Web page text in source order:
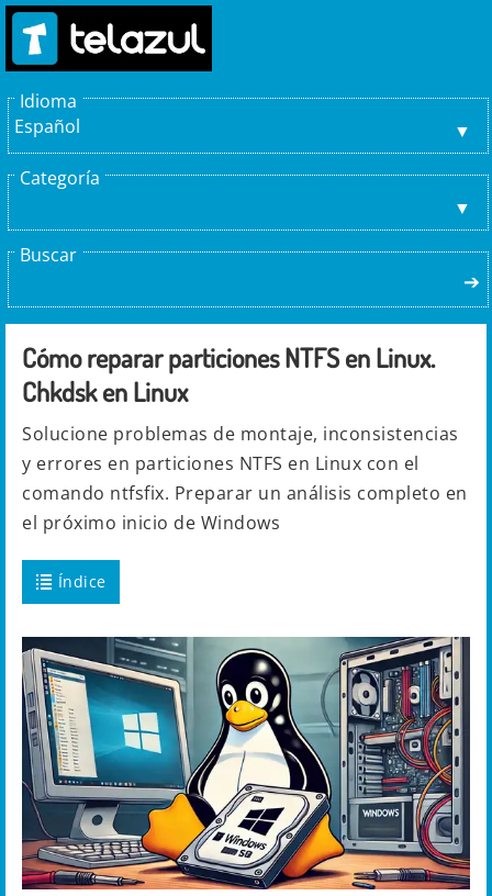
Idioma
Español
Categoría
Buscar
➔
Cómo reparar particiones NTFS en Linux.
Chkdsk en Linux
Solucione problemas de montaje, inconsistencias
y errores en particiones NTFS en Linux con el
comando ntfsfix. Preparar un análisis completo en
el próximo inicio de Windows
Índice